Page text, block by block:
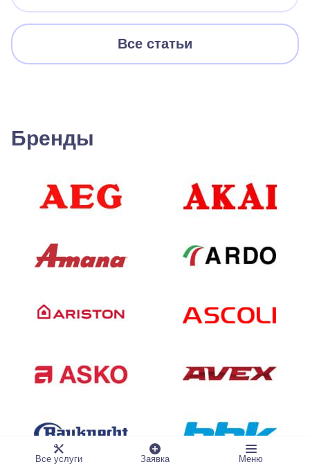
Все статьи
Бренды
Все услуги Заявка Меню